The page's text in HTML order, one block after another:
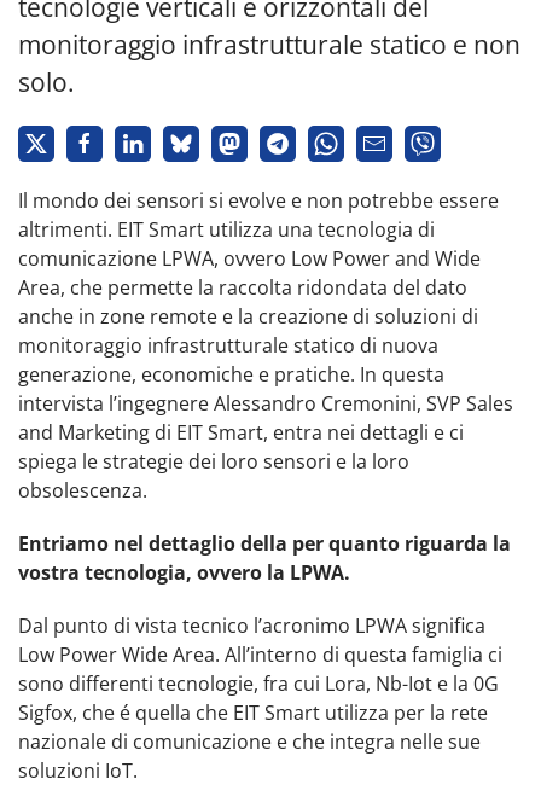
tecnologie verticali e orizzontali del
monitoraggio infrastrutturale statico e non
solo.
Il mondo dei sensori si evolve e non potrebbe essere
altrimenti. EIT Smart utilizza una tecnologia di
comunicazione LPWA, ovvero Low Power and Wide
Area, che permette la raccolta ridondata del dato
anche in zone remote e la creazione di soluzioni di
monitoraggio infrastrutturale statico di nuova
generazione, economiche e pratiche. In questa
intervista l’ingegnere Alessandro Cremonini, SVP Sales
and Marketing di EIT Smart, entra nei dettagli e ci
spiega le strategie dei loro sensori e la loro
obsolescenza.
Entriamo nel dettaglio della per quanto riguarda la
vostra tecnologia, ovvero la LPWA.
Dal punto di vista tecnico l’acronimo LPWA significa
Low Power Wide Area. All’interno di questa famiglia ci
sono differenti tecnologie, fra cui Lora, Nb-Iot e la 0G
Sigfox, che é quella che EIT Smart utilizza per la rete
nazionale di comunicazione e che integra nelle sue
soluzioni IoT.